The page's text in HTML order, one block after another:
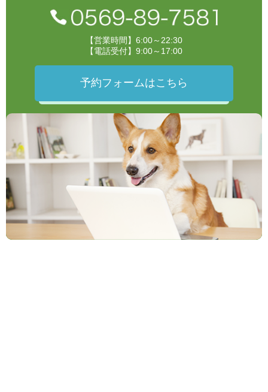
【営業時間】6:00～22:30
【電話受付】9:00～17:00
予約フォームはこちら